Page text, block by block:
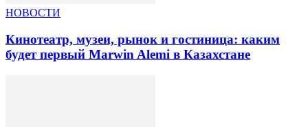
НОВОСТИ
Кинотеатр, музеи, рынок и гостиница: каким
будет первый Marwin Alemi в Казахстане